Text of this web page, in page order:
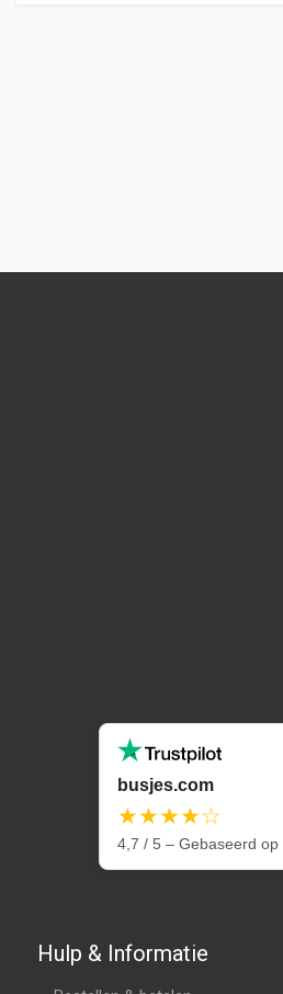
busjes.com
★★★★☆
4,7 / 5 – Gebaseerd op
Hulp & Informatie